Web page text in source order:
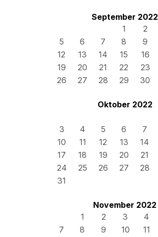
September 2022
1
2
5
6 7 8 9
12
13 14 15 16
19
20 21 22 23
26
27 28 29 30
Oktober 2022
3
4 5 6 7
10
11 12 13 14
17
18 19 20 21
24
25 26 27 28
31
November 2022
1
2 3 4
7
8 9 10 11